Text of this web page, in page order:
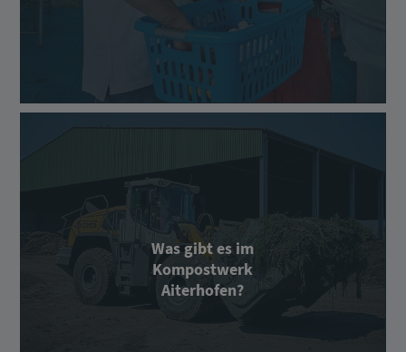
Was gibt es im
Kompostwerk
Aiterhofen?